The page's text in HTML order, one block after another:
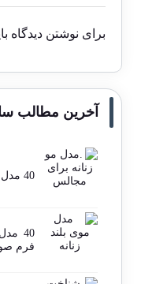
برای نوشتن دیدگاه
آخرین مطالب
40 مدل موی زنانه مناسب مهمانی و مجالس
40
فرم